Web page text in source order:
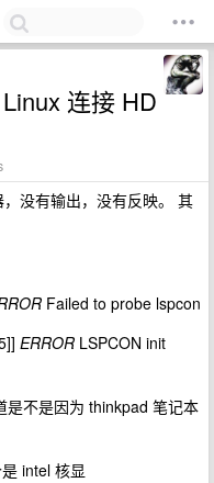
连接 HD
没有输出，没有反映。 其
Failed to probe lspcon
ERROR LSPCON init
不是因为 thinkpad 笔记本
intel 核显